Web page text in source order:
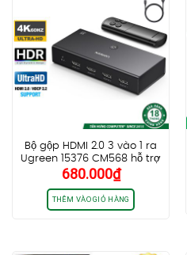
Bộ gộp HDMI 2.0 3 vào 1 ra
Ugreen 15376 CM568 hỗ trợ
4k60hz, 3D CEC HDR HDCP
680.000₫
THÊM VÀO GIỎ HÀNG